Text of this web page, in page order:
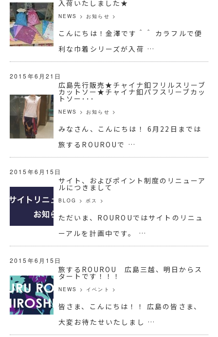
入荷いたしました★
NEWS > お知らせ >
こんにちは！金澤です＾＾ カラフルで便
利な巾着シリーズが入荷 …
2015年6月21日
広島先行販売★チャイナ釦フリルスリーブ
カットソー★チャイナ釦パフスリーブカッ
トソー･･･
NEWS > お知らせ >
みなさん、こんにちは！ 6月22日までは
旅するROUROUで …
2015年6月15日
サイト、およびポイント制度のリニューア
ルにつきまして
BLOG > ボス >
ただいま、ROUROUではサイトのリニュ
ーアルを計画中です。 …
2015年6月15日
旅するROUROU 広島三越、明日からス
タートです！！！
NEWS > イベント >
皆さま、こんにちは！！ 広島の皆さま、
大変お待たせいたしまし …